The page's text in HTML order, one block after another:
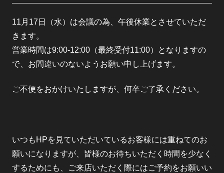
11月17日（水）は会議の為、午後休業とさせていただ
きます。
営業時間は9:00-12:00（最終受付11:00）となりますの
で、お間違いのないようお願い申し上げます。
ご不便をおかけいたしますが、何卒ご了承ください。
いつもHPを見ていただいているお客様には重ねてのお
願いになりますが、皆様のお待ちいただく時間を少なく
するためにも、ご来店いただく際にはご予約をお願いい